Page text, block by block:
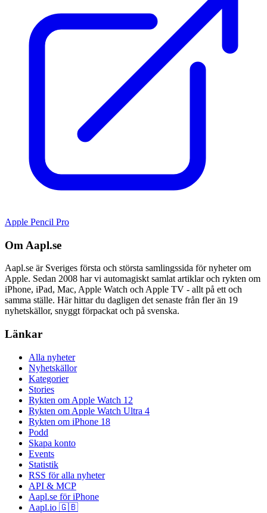
Apple Pencil Pro
Om Aapl.se
Aapl.se är Sveriges första och största samlingssida för nyheter om
Apple. Sedan 2008 har vi automagiskt samlat artiklar och rykten om
iPhone, iPad, Mac, Apple Watch och Apple TV - allt på ett och
samma ställe. Här hittar du dagligen det senaste från fler än 19
nyhetskällor, snyggt förpackat och på svenska.
Länkar
Alla nyheter
Nyhetskällor
Kategorier
Stories
Rykten om Apple Watch 12
Rykten om Apple Watch Ultra 4
Rykten om iPhone 18
Podd
Skapa konto
Events
Statistik
RSS för alla nyheter
API & MCP
Aapl.se för iPhone
Aapl.io 🇬🇧